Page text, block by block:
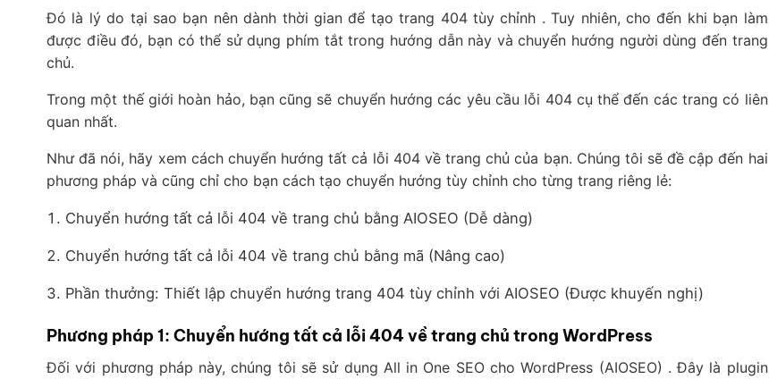
Đó là lý do tại sao bạn nên dành thời gian để tạo trang 404 tùy chỉnh . Tuy nhiên, cho đến khi bạn làm
được điều đó, bạn có thể sử dụng phím tắt trong hướng dẫn này và chuyển hướng người dùng đến trang
chủ.
Trong một thế giới hoàn hảo, bạn cũng sẽ chuyển hướng các yêu cầu lỗi 404 cụ thể đến các trang có liên
quan nhất.
Như đã nói, hãy xem cách chuyển hướng tất cả lỗi 404 về trang chủ của bạn. Chúng tôi sẽ đề cập đến hai
phương pháp và cũng chỉ cho bạn cách tạo chuyển hướng tùy chỉnh cho từng trang riêng lẻ:
Chuyển hướng tất cả lỗi 404 về trang chủ bằng AIOSEO (Dễ dàng)
Chuyển hướng tất cả lỗi 404 về trang chủ bằng mã (Nâng cao)
Phần thưởng: Thiết lập chuyển hướng trang 404 tùy chỉnh với AIOSEO (Được khuyến nghị)
Phương pháp 1: Chuyển hướng tất cả lỗi 404 về trang chủ trong WordPress
Đối với phương pháp này, chúng tôi sẽ sử dụng All in One SEO cho WordPress (AIOSEO) . Đây là plugin